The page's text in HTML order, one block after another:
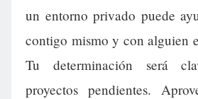
un entorno privado puede
contigo mismo y con alguien
Tu determinación será
proyectos pendientes.